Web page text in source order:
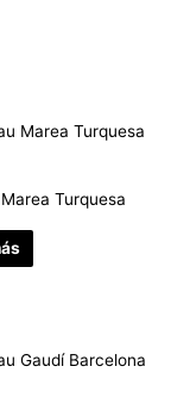
Turquesa